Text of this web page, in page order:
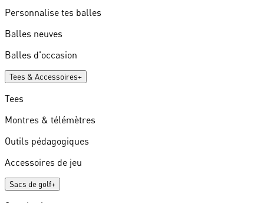
Personnalise tes balles
Balles neuves
Balles d'occasion
Tees & Accessoires+
Tees
Montres & télémètres
Outils pédagogiques
Accessoires de jeu
Sacs de golf+